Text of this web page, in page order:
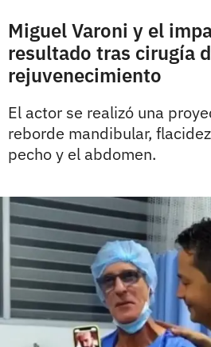
Miguel Varoni y el
resultado tras cirugía
rejuvenecimiento
El actor se realizó una
reborde mandibular,
pecho y el abdomen.